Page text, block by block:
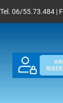
Tel. 06/55.73.484 |